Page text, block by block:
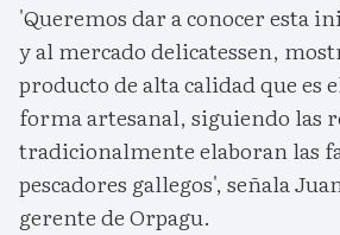
'Queremos dar a conocer esta
y al mercado delicatessen,
producto de alta calidad que es
forma artesanal, siguiendo las
tradicionalmente elaboran las
pescadores gallegos', señala
gerente de Orpagu.